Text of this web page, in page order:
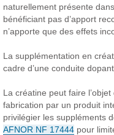
naturellement présente
bénéficiant pas d’apport
n’apporte que des effets
La supplémentation en
cadre d’une conduite
La créatine peut faire
fabrication par un produit
privilégier les suppléments
AFNOR NF 17444 pour